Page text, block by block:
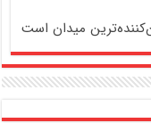
میدان است